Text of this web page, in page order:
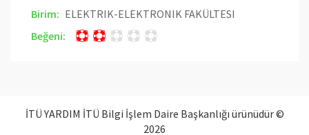
Birim: ELEKTRIK-ELEKTRONIK FAKÜLTESI
Beğeni:
İTÜ YARDIM İTÜ Bilgi İşlem Daire Başkanlığı ürünüdür ©
2026